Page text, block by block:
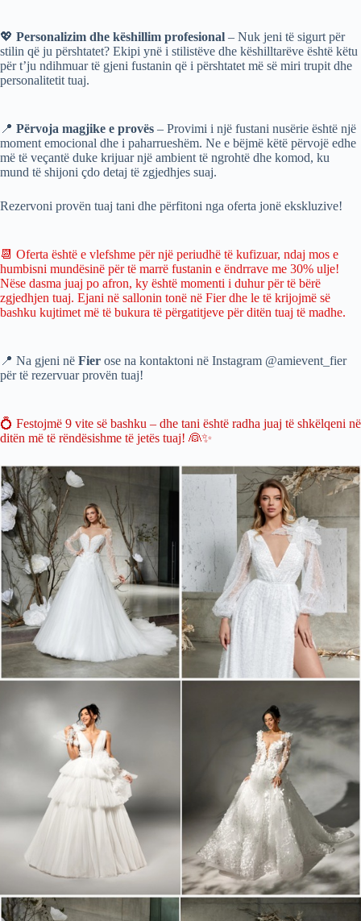
💖 Personalizim dhe këshillim profesional – Nuk jeni të sigurt për
stilin që ju përshtatet? Ekipi ynë i stilistëve dhe këshilltarëve është këtu
për t’ju ndihmuar të gjeni fustanin që i përshtatet më së miri trupit dhe
personalitetit tuaj.
📍 Përvoja magjike e provës – Provimi i një fustani nusërie është një
moment emocional dhe i paharrueshëm. Ne e bëjmë këtë përvojë edhe
më të veçantë duke krijuar një ambient të ngrohtë dhe komod, ku
mund të shijoni çdo detaj të zgjedhjes suaj.
Rezervoni provën tuaj tani dhe përfitoni nga oferta jonë ekskluzive!
📆 Oferta është e vlefshme për një periudhë të kufizuar, ndaj mos e
humbisni mundësinë për të marrë fustanin e ëndrrave me 30% ulje!
Nëse dasma juaj po afron, ky është momenti i duhur për të bërë
zgjedhjen tuaj. Ejani në sallonin tonë në Fier dhe le të krijojmë së
bashku kujtimet më të bukura të përgatitjeve për ditën tuaj të madhe.
📍 Na gjeni në Fier ose na kontaktoni në Instagram @amievent_fier
për të rezervuar provën tuaj!
💍 Festojmë 9 vite së bashku – dhe tani është radha juaj të shkëlqeni në
ditën më të rëndësishme të jetës tuaj! 👰✨